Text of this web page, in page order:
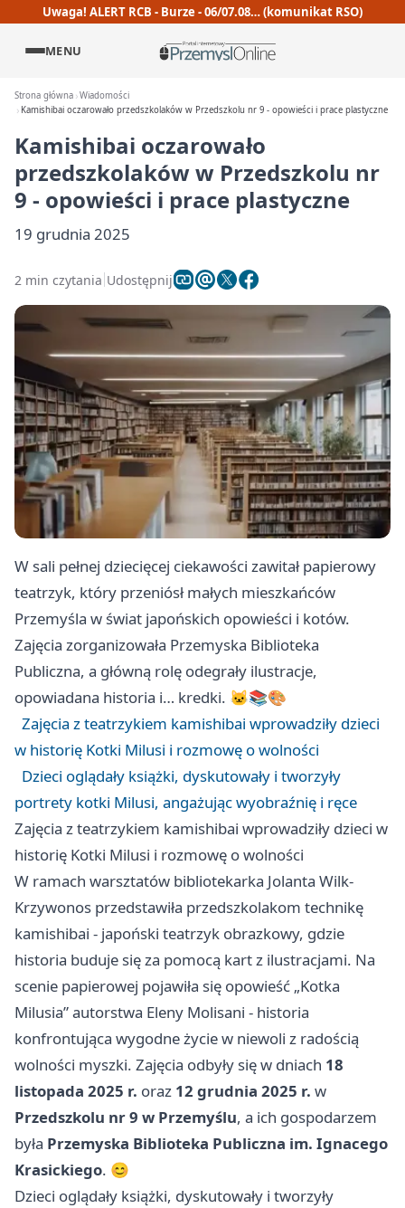
Uwaga! ALERT RCB - Burze - 06/07.08… (komunikat RSO)
MENU
Strona główna Wiadomości
Kamishibai oczarowało przedszkolaków w Przedszkolu nr 9 - opowieści i prace plastyczne
Kamishibai oczarowało
przedszkolaków w Przedszkolu nr
9 - opowieści i prace plastyczne
19 grudnia 2025
2 min czytania Udostępnij
W sali pełnej dziecięcej ciekawości zawitał papierowy
teatrzyk, który przeniósł małych mieszkańców
Przemyśla w świat japońskich opowieści i kotów.
Zajęcia zorganizowała Przemyska Biblioteka
Publiczna, a główną rolę odegrały ilustracje,
opowiadana historia i… kredki. 🐱📚🎨
Zajęcia z teatrzykiem kamishibai wprowadziły dzieci
w historię Kotki Milusi i rozmowę o wolności
Dzieci oglądały książki, dyskutowały i tworzyły
portrety kotki Milusi, angażując wyobraźnię i ręce
Zajęcia z teatrzykiem kamishibai wprowadziły dzieci w
historię Kotki Milusi i rozmowę o wolności
W ramach warsztatów bibliotekarka Jolanta Wilk-
Krzywonos przedstawiła przedszkolakom technikę
kamishibai - japoński teatrzyk obrazkowy, gdzie
historia buduje się za pomocą kart z ilustracjami. Na
scenie papierowej pojawiła się opowieść „Kotka
Milusia” autorstwa Eleny Molisani - historia
konfrontująca wygodne życie w niewoli z radością
wolności myszki. Zajęcia odbyły się w dniach 18
listopada 2025 r. oraz 12 grudnia 2025 r. w
Przedszkolu nr 9 w Przemyślu, a ich gospodarzem
była Przemyska Biblioteka Publiczna im. Ignacego
Krasickiego. 😊
Dzieci oglądały książki, dyskutowały i tworzyły